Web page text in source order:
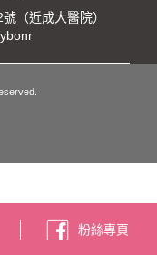
（近成大醫院）
粉絲專頁